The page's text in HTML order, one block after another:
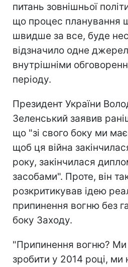
питань зовнішньої
що процес планування
швидше за все, буде
відзначило одне
внутрішніми
періоду.
Президент України
Зеленський заявив
що "зі свого боку ми
щоб ця війна
року, закінчилася
засобами". Проте, він
розкритикував ідею
припинення вогню без
боку Заходу.
"Припинення вогню? Ми
зробити у 2014 році, ми